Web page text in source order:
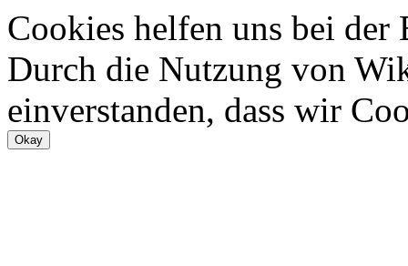
Cookies helfen uns bei
Durch die Nutzung von
einverstanden, dass wir